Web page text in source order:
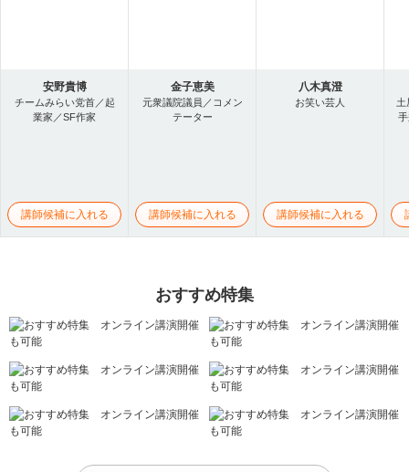
安野貴博
チームみらい党首／起
業家／SF作家
講師候補に入れる
金子恵美
元衆議院議員／コメン
テーター
講師候補に入れる
八木真澄
お笑い芸人
講師候補に入れる
土
おすすめ特集